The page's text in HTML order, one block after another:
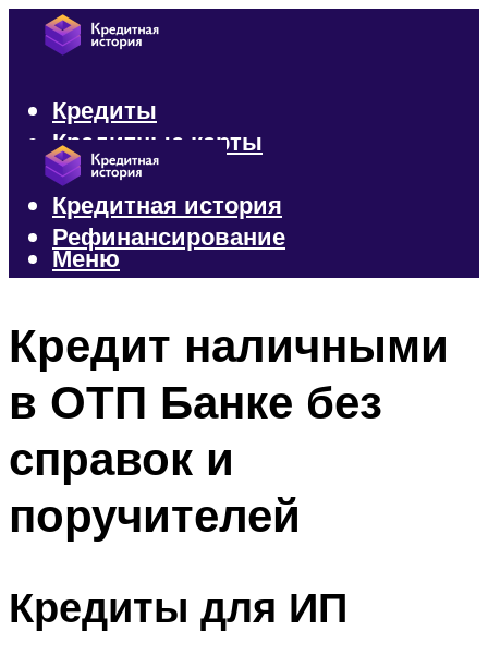
Кредиты
Кредитные карты
Микрозаймы
Кредитная история
Рефинансирование
Меню
Кредит наличными
в ОТП Банке без
справок и
поручителей
Кредиты для ИП